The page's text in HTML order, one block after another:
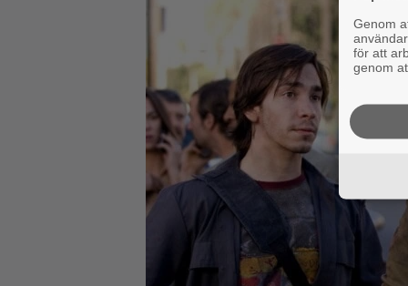
Genom
för att
genom